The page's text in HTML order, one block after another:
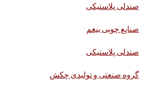
صندلی پلاستیکی
صنایع چوبی بیغم
صندلی پلاستیکی
گروه صنعتی و تولیدی چکش